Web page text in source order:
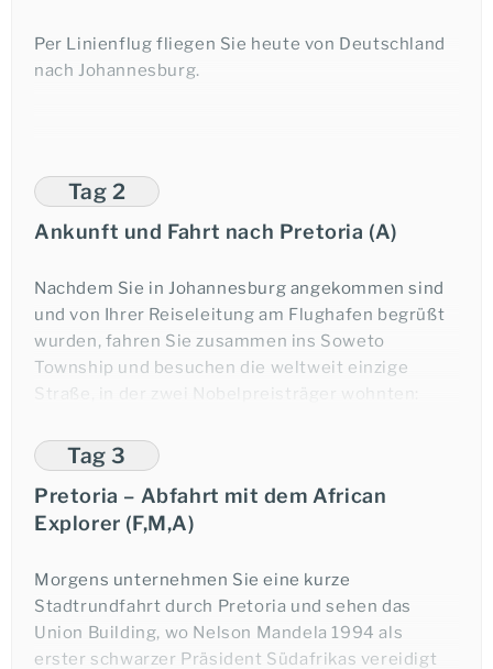
Per Linienflug fliegen Sie heute von Deutschland
nach Johannesburg.
Tag 2
Ankunft und Fahrt nach Pretoria (A)
Nachdem Sie in Johannesburg angekommen sind
und von Ihrer Reiseleitung am Flughafen begrüßt
wurden, fahren Sie zusammen ins Soweto
Township und besuchen die weltweit einzige
Straße, in der zwei Nobelpreisträger wohnten:
Museum begegnet Ihnen der düstere Teil der
südafrikanischen Geschichte. Beim späteren
Begrüßungsabendessen stellen sich Ihnen Ihre
Reiseleiter vor und Sie lernen Ihre Mitreisenden
Übernachtung in Pretoria.
Tag 3
Pretoria – Abfahrt mit dem African
Explorer (F,M,A)
Morgens unternehmen Sie eine kurze
Stadtrundfahrt durch Pretoria und sehen das
Union Building, wo Nelson Mandela 1994 als
erster schwarzer Präsident Südafrikas vereidigt